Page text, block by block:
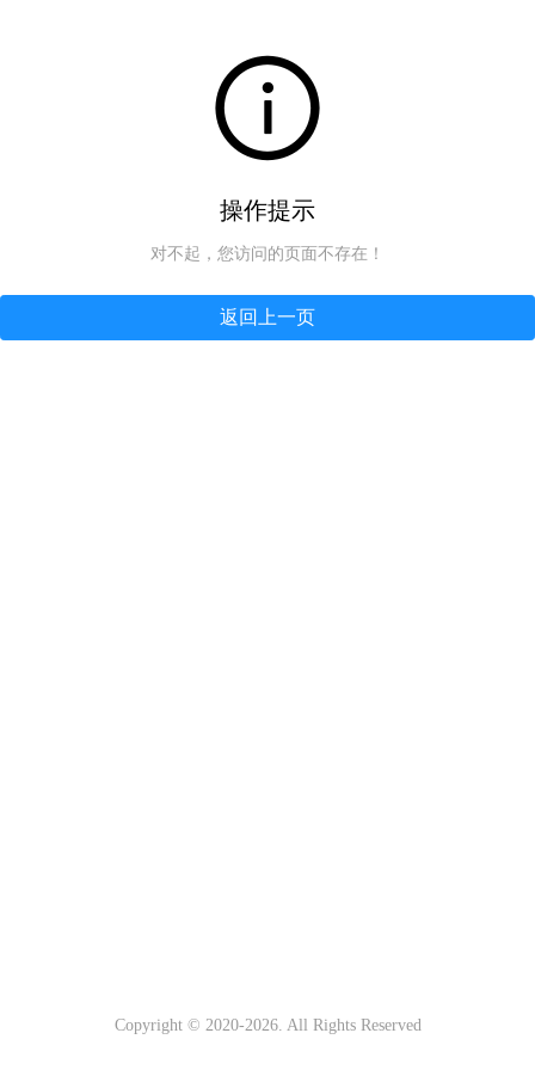
操作提示
对不起，您访问的页面不存在！
返回上一页
Copyright © 2020-2026. All Rights Reserved